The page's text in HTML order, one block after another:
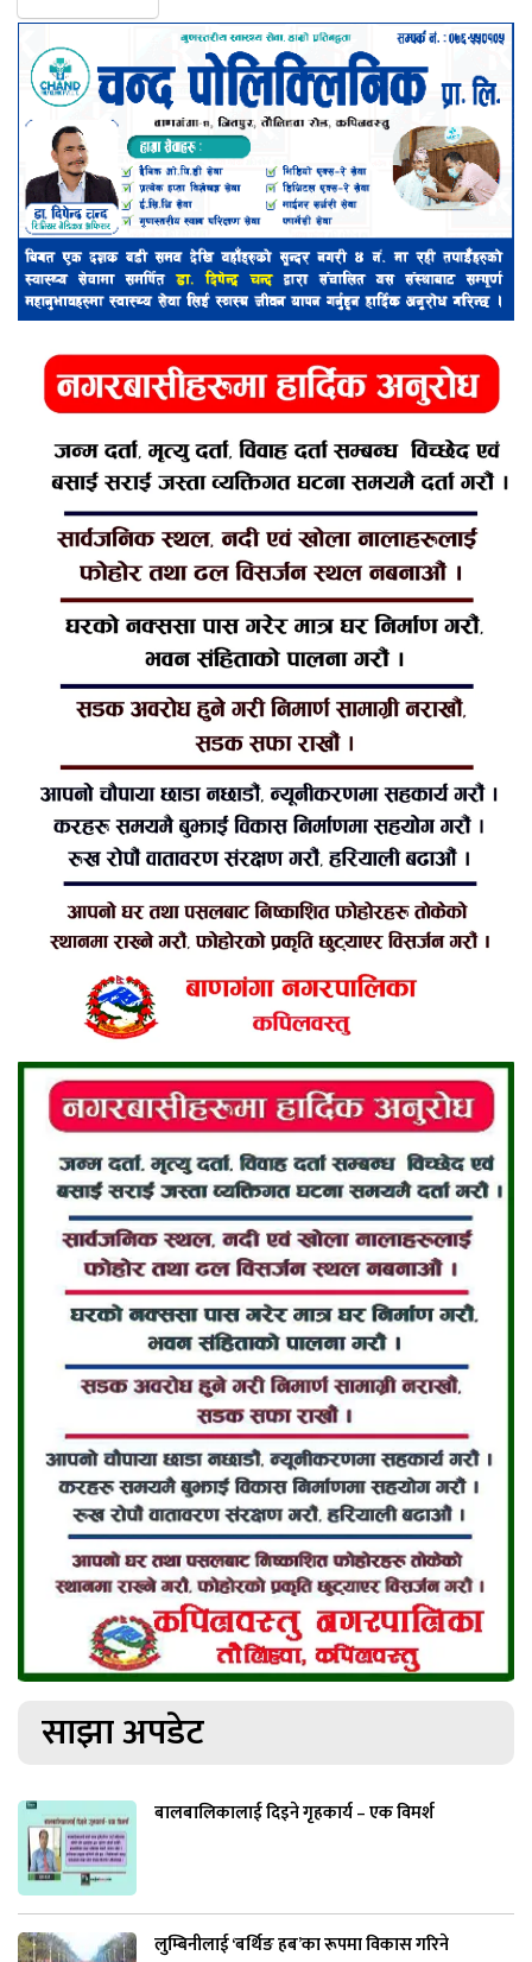
साझा अपडेट
बालबालिकालाई दिइने गृहकार्य – एक विमर्श
लुम्बिनीलाई ‘बर्थिङ हब’का रूपमा विकास गरिने